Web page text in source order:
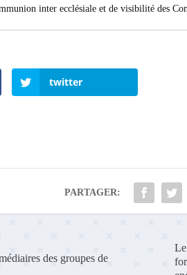
inter ecclésiale et de visibilité des
twitter
PARTAGER:
des groupes de